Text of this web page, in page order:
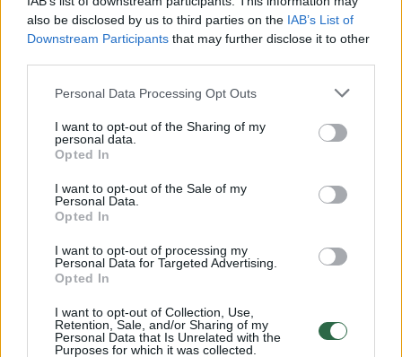
also be disclosed by us to third parties on the IAB’s List of
Downstream Participants that may further disclose it to other
Personal Data Processing Opt Outs
I want to opt-out of the Sharing of my
personal data.
Opted In
I want to opt-out of the Sale of my
Personal Data.
Opted In
I want to opt-out of processing my
Personal Data for Targeted Advertising.
Opted In
I want to opt-out of Collection, Use,
Retention, Sale, and/or Sharing of my
Personal Data that Is Unrelated with the
Purposes for which it was collected.
Patys ūkininkai tai vadina katino ašaromis.
Pasak kooperatyvo „Eko tikslas“ direktoriaus
Mindaugo Petkevičiaus, parama ūkininkams
paskirstyta neteisingai – ekologiško pieno
ūkių kaina nukrito, bet į paramos gavimo
„Ministerija parodė savo veidą: skatina
mažiukus, vidutinius, bet pamiršta savo
pažadą skatinti kooperaciją“, – „Lietuvos
ryto“ televizijai teigė kooperatyvo vadovas.